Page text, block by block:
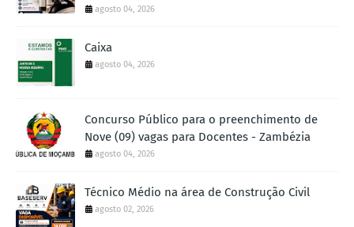
agosto 04, 2026
Caixa
agosto 04, 2026
Concurso Público para o preenchimento de
Nove (09) vagas para Docentes - Zambézia
agosto 04, 2026
Técnico Médio na área de Construção Civil
agosto 02, 2026